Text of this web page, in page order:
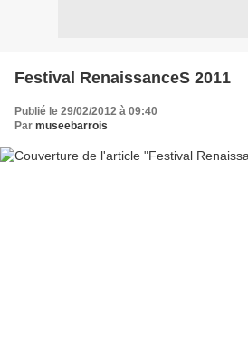
Festival RenaissanceS 2011
Publié le 29/02/2012 à 09:40
Par museebarrois